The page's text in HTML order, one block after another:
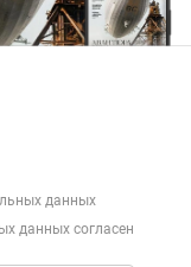
данных
данных согласен